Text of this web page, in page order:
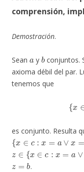
comprensión,
Demostración.
Sean y
b
conjuntos.
axioma débil del par.
tenemos que
{x
es conjunto. Resulta
{x ∈c:x=a∨ x=b}
z∈ {x∈c:x a∨ x =b
z =b
.